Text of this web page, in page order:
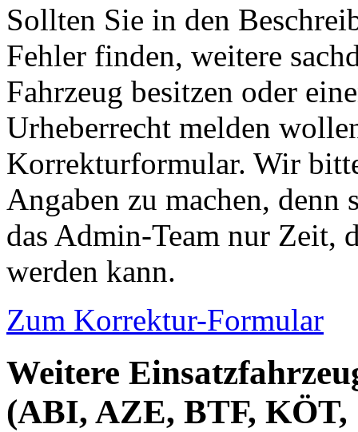
Sollten Sie in den
Fehler finden, weitere
Fahrzeug besitzen oder
Urheberrecht melden
Korrekturformular. Wir
Angaben zu machen,
das Admin-Team nur Zeit,
werden kann.
Zum Korrektur-Formular
Weitere
(ABI, AZE, BTF, KÖT,